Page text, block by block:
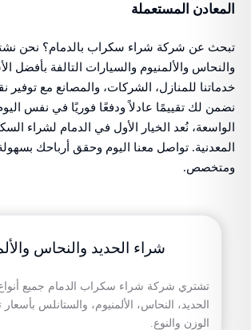
المعادن المستعملة
تبحث عن شركة شراء سكراب بالدمام؟ نحن
والنحاس والألمنيوم والسيارات التالفة بأفضل
خدماتنا للمنازل، الشركات، والمصانع مع
نضمن لك تقييمًا عادلاً ودفعًا فوريًا في نفس
الواسعة، نُعد الخيار الأول في الدمام لشراء
المعدنية. تواصل معنا اليوم وحقق أرباحك
ومتخصص.
شراء الحديد والنحاس
تشتري شركة شراء سكراب الدمام جميع
الحديد، النحاس، الألمنيوم، والستانلس
الوزن والنوع.